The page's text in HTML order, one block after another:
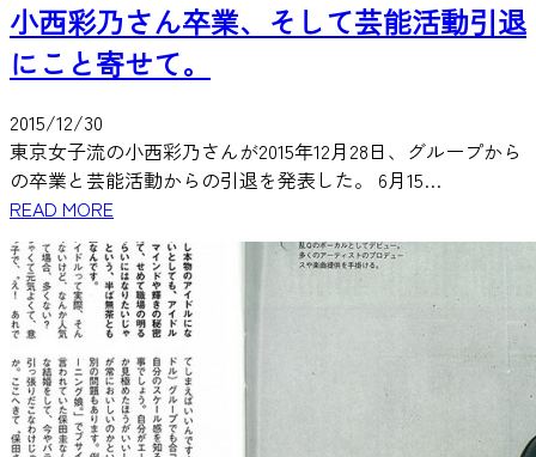
小西彩乃さん卒業、そして芸能活動引退
にこと寄せて。
2015/12/30
東京女子流の小西彩乃さんが2015年12月28日、グループから
の卒業と芸能活動からの引退を発表した。 6月15…
READ MORE